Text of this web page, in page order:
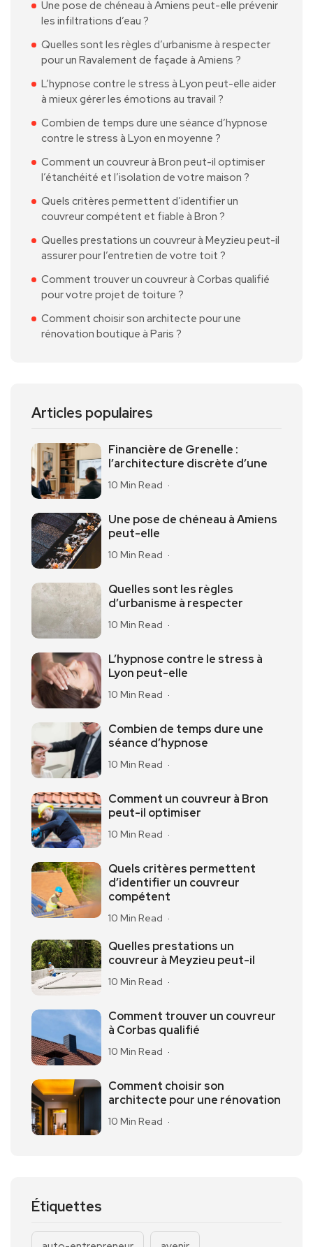
Une pose de chéneau à Amiens peut-elle prévenir
les infiltrations d’eau ?
Quelles sont les règles d’urbanisme à respecter
pour un Ravalement de façade à Amiens ?
L’hypnose contre le stress à Lyon peut-elle aider
à mieux gérer les émotions au travail ?
Combien de temps dure une séance d’hypnose
contre le stress à Lyon en moyenne ?
Comment un couvreur à Bron peut-il optimiser
l’étanchéité et l’isolation de votre maison ?
Quels critères permettent d’identifier un
couvreur compétent et fiable à Bron ?
Quelles prestations un couvreur à Meyzieu peut-il
assurer pour l’entretien de votre toit ?
Comment trouver un couvreur à Corbas qualifié
pour votre projet de toiture ?
Comment choisir son architecte pour une
rénovation boutique à Paris ?
Articles populaires
Financière de Grenelle :
l’architecture discrète d’une
10 Min Read
Une pose de chéneau à Amiens
peut-elle
10 Min Read
Quelles sont les règles
d’urbanisme à respecter
10 Min Read
L’hypnose contre le stress à
Lyon peut-elle
10 Min Read
Combien de temps dure une
séance d’hypnose
10 Min Read
Comment un couvreur à Bron
peut-il optimiser
10 Min Read
Quels critères permettent
d’identifier un couvreur
compétent
10 Min Read
Quelles prestations un
couvreur à Meyzieu peut-il
10 Min Read
Comment trouver un couvreur
à Corbas qualifié
10 Min Read
Comment choisir son
architecte pour une rénovation
10 Min Read
Étiquettes